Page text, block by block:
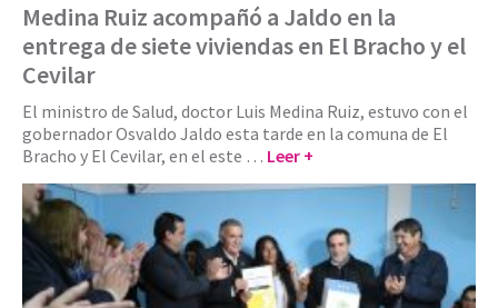
Medina Ruiz acompañó a Jaldo en la
entrega de siete viviendas en El Bracho y el
Cevilar
El ministro de Salud, doctor Luis Medina Ruiz, estuvo con el
gobernador Osvaldo Jaldo esta tarde en la comuna de El
Bracho y El Cevilar, en el este … Leer +